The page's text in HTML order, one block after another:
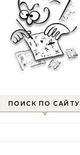
ПОИСК ПО САЙТУ